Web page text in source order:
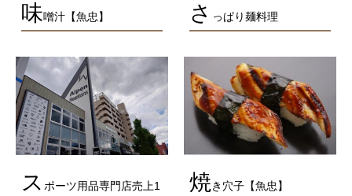
味噌汁【魚忠】 さ っぱり麺料理
ス ポーツ用品専門店売上1
焼き穴子【魚忠】